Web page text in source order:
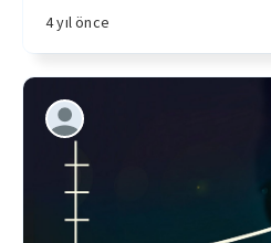
4 yıl önce